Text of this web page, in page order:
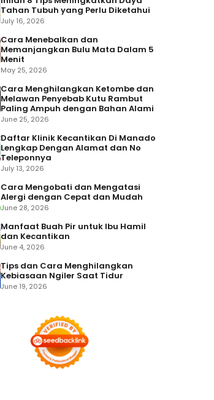
Tahan Tubuh yang Perlu Diketahui
July 16, 2026
Cara Menebalkan dan
Memanjangkan Bulu Mata Dalam 5
Menit
May 25, 2026
Cara Menghilangkan Ketombe dan
Melawan Penyebab Kutu Rambut
Paling Ampuh dengan Bahan Alami
June 25, 2026
Daftar Klinik Kecantikan Di Manado
Lengkap Dengan Alamat dan No
Teleponnya
July 13, 2026
Cara Mengobati dan Mengatasi
Alergi dengan Cepat dan Mudah
June 28, 2026
Manfaat Buah Pir untuk Ibu Hamil
dan Kecantikan
June 4, 2026
Tips dan Cara Menghilangkan
Kebiasaan Ngiler Saat Tidur
June 19, 2026